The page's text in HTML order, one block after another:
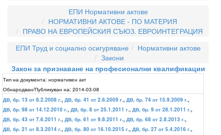
ЕПИ Нормативни актове
НОРМАТИВНИ АКТОВЕ - ПО МАТЕРИЯ
ПРАВО НА ЕВРОПЕЙСКИЯ СЪЮЗ. ЕВРОИНТЕГРАЦИЯ
ЕПИ Труд и социално осигуряване
Нормативни актове
Закони
Закон за признаване на професионални квалификации
Тип на документа: нормативен акт
Обнародван/Публикуван на: 2014-03-08
ДВ, бр. 13 от 8.2.2008 г., ДВ, бр. 41 от 2.6.2009 г., ДВ, бр. 74 от 15.9.2009 г.,
ДВ, бр. 98 от 14.12.2010 г., ДВ, бр. 8 от 25.1.2011 г., ДВ, бр. 9 от 28.1.2011 г.,
ДВ, бр. 43 от 7.6.2011 г., ДВ, бр. 61 от 9.8.2011 г., ДВ, бр. 68 от 2.8.2013 г.,
ДВ, бр. 21 от 8.3.2014 г., ДВ, бр. 80 от 16.10.2015 г., ДВ, бр. 27 от 5.4.2016 г.,